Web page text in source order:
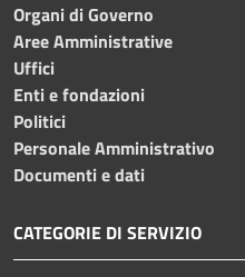
Organi di Governo
Aree Amministrative
Uffici
Enti e fondazioni
Politici
Personale Amministrativo
Documenti e dati
CATEGORIE DI SERVIZIO